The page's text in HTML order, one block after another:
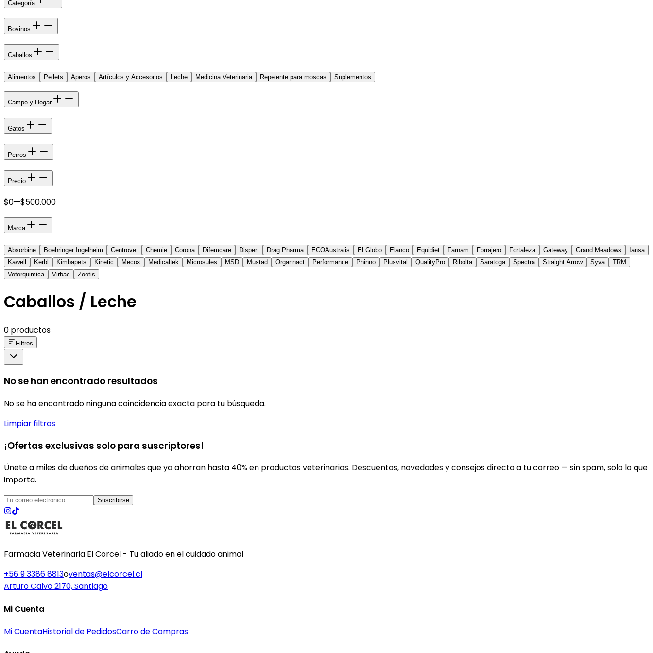
Categoría
Bovinos
Caballos
Alimentos Pellets Aperos Artículos y Accesorios Leche Medicina Veterinaria Repelente para moscas Suplementos
Campo y Hogar
Gatos
Perros
Precio
$0—$500.000
Marca
Absorbine Boehringer Ingelheim Centrovet Chemie Corona Difemcare Dispert Drag Pharma ECOAustralis El Globo Elanco Equidiet Farnam Forrajero Fortaleza Gateway Grand Meadows
Iansa
Kawell
Kerbl Kimbapets Kinetic Mecox Medicaltek Microsules MSD Mustad Organnact Performance Phinno Plusvital QualityPro Ribolta Saratoga Spectra Straight Arrow Syva
TRM
Veterquimica
Virbac Zoetis
Caballos / Leche
0 productos
Filtros
No se han encontrado resultados
No se ha encontrado ninguna coincidencia exacta para tu búsqueda.
Limpiar filtros
¡Ofertas exclusivas solo para suscriptores!
Únete a miles de dueños de animales que ya ahorran hasta 40% en productos veterinarios. Descuentos, novedades y consejos directo a tu correo — sin spam, solo lo que
importa.
Suscribirse
Farmacia Veterinaria El Corcel - Tu aliado en el cuidado animal
+56 9 3386 8813oventas@elcorcel.cl
Arturo Calvo 2170, Santiago
Mi Cuenta
Mi CuentaHistorial de PedidosCarro de Compras